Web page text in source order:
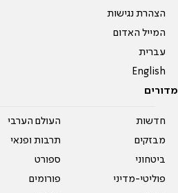
הצהרת נגישות
המייל האדום
עברית
English
מדורים
חדשות
מבזקים
ביטחוני
פוליטי-מדיני
העולם הערבי
תרבות ופנאי
ספורט
פורומים